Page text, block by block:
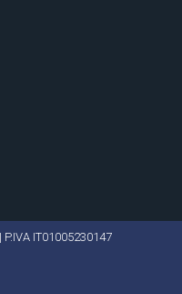
IT01005230147